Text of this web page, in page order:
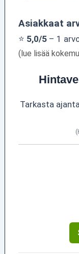
Asiakkaat
⭐ 5,0/5– 1
(lue lisää
Tarkasta